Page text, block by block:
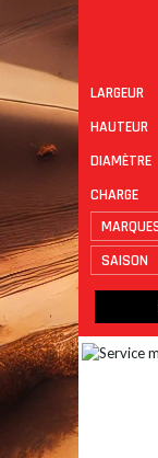
LARGEUR
HAUTEUR
DIAMÈTRE
CHARGE
SAISON